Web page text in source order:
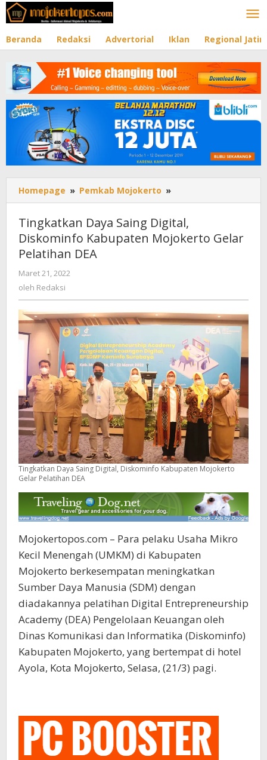
Lewati
ke
Beranda Redaksi Advertorial Iklan Regional Jatim
Homepage » Pemkab Mojokerto »
Daya
Saing
Digital,
Diskominfo
DEA
Tingkatkan Daya Saing Digital,
Diskominfo Kabupaten Mojokerto Gelar
Pelatihan DEA
Maret 21, 2022
oleh Redaksi
Tingkatkan Daya Saing Digital, Diskominfo Kabupaten Mojokerto
Gelar Pelatihan DEA
Mojokertopos.com – Para pelaku Usaha Mikro
Kecil Menengah (UMKM) di Kabupaten
Mojokerto berkesempatan meningkatkan
Sumber Daya Manusia (SDM) dengan
diadakannya pelatihan Digital Entrepreneurship
Academy (DEA) Pengelolaan Keuangan oleh
Dinas Komunikasi dan Informatika (Diskominfo)
Kabupaten Mojokerto, yang bertempat di hotel
Ayola, Kota Mojokerto, Selasa, (21/3) pagi.